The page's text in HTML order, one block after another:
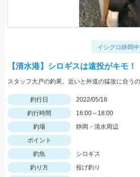
イシグロ静岡
【清水港】シロギスは遠投がキモ！
釣行日
2022/05/18
釣行時間
16:00～18:00
釣場
静岡・清水周辺
ポイント
釣魚
シロギス
釣り方
投げ釣り